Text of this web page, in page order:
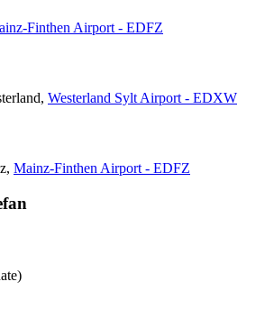
Finthen Airport - EDFZ
Westerland Sylt Airport - EDXW
Mainz-Finthen Airport - EDFZ